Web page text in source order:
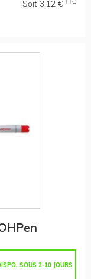
Soit 3,12 €
SOUS 2-10 JOURS